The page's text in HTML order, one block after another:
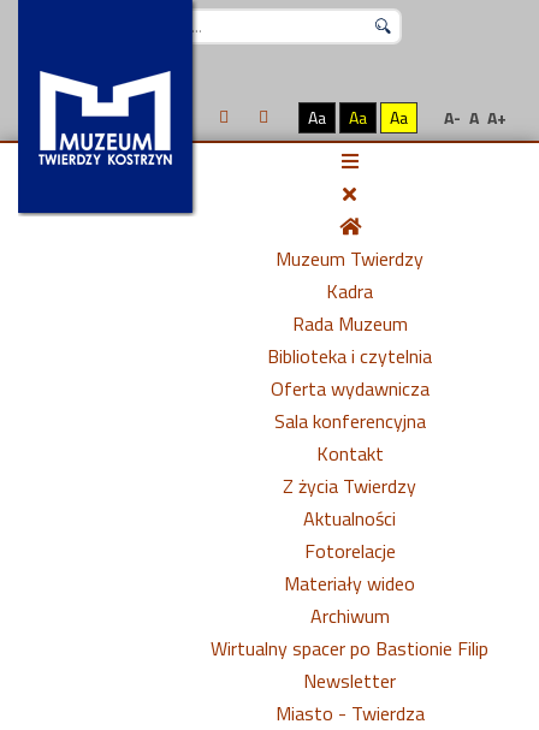
Aa Aa Aa A- A A+
Muzeum Twierdzy
Kadra
Rada Muzeum
Biblioteka i czytelnia
Oferta wydawnicza
Sala konferencyjna
Kontakt
Z życia Twierdzy
Aktualności
Fotorelacje
Materiały wideo
Archiwum
Wirtualny spacer po Bastionie Filip
Newsletter
Miasto - Twierdza